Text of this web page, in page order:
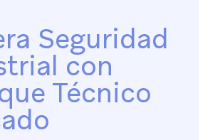
Seguridad
con
Técnico